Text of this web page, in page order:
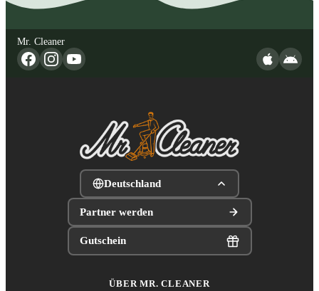
Mr. Cleaner
Deutschland
Partner werden
Gutschein
ÜBER MR. CLEANER